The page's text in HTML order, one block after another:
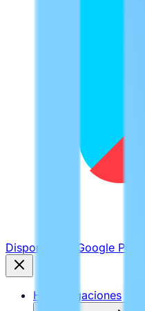
Disponible en Google Play
Homologaciones